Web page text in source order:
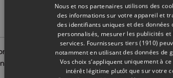
mandat de bourgmestre en 2004, cela m’a
mari a bien assuré, aujourd’hui j’aspire à
Nous et nos partenaires utilisons des
des informations sur votre appareil et
des identifiants uniques et des
personnalisés, mesurer les publicités
services. Fournisseurs tiers (1910)
notamment en utilisant des données de
Vos choix s’appliquent uniquement à
intérêt légitime plutôt que sur votre